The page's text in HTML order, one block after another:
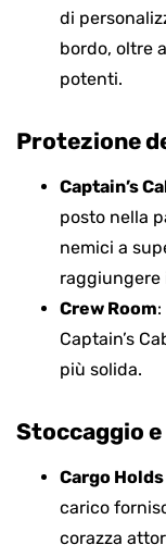
di
bordo, oltre
potenti.
Protezione
Captain’s
posto nella
nemici a
raggiungere
Crew Room
Captain’s
più solida.
Stoccaggio
Cargo
carico
corazza